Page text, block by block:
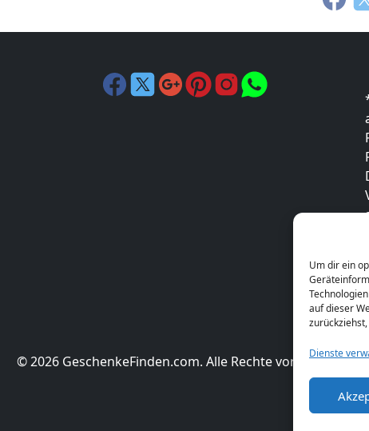
Um dir ein
auf dieser
Dienste
© 2026 GeschenkeFinden.com. Alle Rechte vorbehalten.